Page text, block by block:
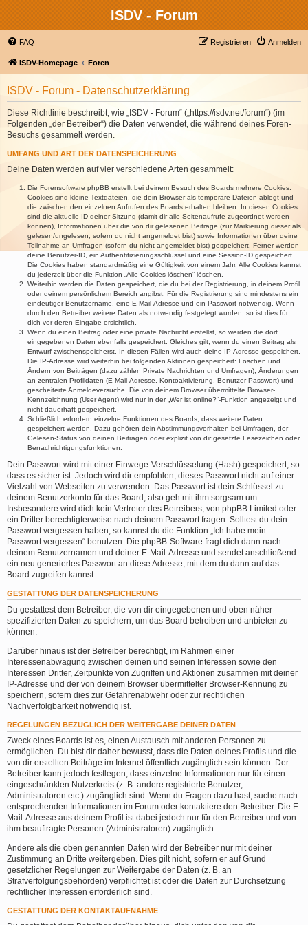
ISDV - Forum
FAQ Anmelden
Registrieren
ISDV-Homepage Foren
ISDV - Forum - Datenschutzerklärung
Diese Richtlinie beschreibt, wie „ISDV - Forum“ („https://isdv.net/forum“) (im
Folgenden „der Betreiber“) die Daten verwendet, die während deines Foren-
Besuchs gesammelt werden.
UMFANG UND ART DER DATENSPEICHERUNG
Deine Daten werden auf vier verschiedene Arten gesammelt:
Die Forensoftware phpBB erstellt bei deinem Besuch des Boards mehrere Cookies.
Cookies sind kleine Textdateien, die dein Browser als temporäre Dateien ablegt und
die zwischen den einzelnen Aufrufen des Boards erhalten bleiben. In diesen Cookies
sind die aktuelle ID deiner Sitzung (damit dir alle Seitenaufrufe zugeordnet werden
können), Informationen über die von dir gelesenen Beiträge (zur Markierung dieser als
gelesen/ungelesen; sofern du nicht angemeldet bist) sowie Informationen über deine
Teilnahme an Umfragen (sofern du nicht angemeldet bist) gespeichert. Ferner werden
deine Benutzer-ID, ein Authentifizierungsschlüssel und eine Session-ID gespeichert.
Die Cookies haben standardmäßig eine Gültigkeit von einem Jahr. Alle Cookies kannst
du jederzeit über die Funktion „Alle Cookies löschen“ löschen.
Weiterhin werden die Daten gespeichert, die du bei der Registrierung, in deinem Profil
oder deinem persönlichem Bereich angibst. Für die Registrierung sind mindestens ein
eindeutiger Benutzername, eine E-Mail-Adresse und ein Passwort notwendig. Wenn
durch den Betreiber weitere Daten als notwendig festgelegt wurden, so ist dies für
dich vor deren Eingabe ersichtlich.
Wenn du einen Beitrag oder eine private Nachricht erstellst, so werden die dort
eingegebenen Daten ebenfalls gespeichert. Gleiches gilt, wenn du einen Beitrag als
Entwurf zwischenspeicherst. In diesen Fällen wird auch deine IP-Adresse gespeichert.
Die IP-Adresse wird weiterhin bei folgenden Aktionen gespeichert: Löschen und
Ändern von Beiträgen (dazu zählen Private Nachrichten und Umfragen), Änderungen
an zentralen Profildaten (E-Mail-Adresse, Kontoaktivierung, Benutzer-Passwort) und
gescheiterte Anmeldeversuche. Die von deinem Browser übermittelte Browser-
Kennzeichnung (User Agent) wird nur in der „Wer ist online?“-Funktion angezeigt und
nicht dauerhaft gespeichert.
Schließlich erfordern einzelne Funktionen des Boards, dass weitere Daten
gespeichert werden. Dazu gehören dein Abstimmungsverhalten bei Umfragen, der
Gelesen-Status von deinen Beiträgen oder explizit von dir gesetzte Lesezeichen oder
Benachrichtigungsfunktionen.
Dein Passwort wird mit einer Einwege-Verschlüsselung (Hash) gespeichert, so
dass es sicher ist. Jedoch wird dir empfohlen, dieses Passwort nicht auf einer
Vielzahl von Webseiten zu verwenden. Das Passwort ist dein Schlüssel zu
deinem Benutzerkonto für das Board, also geh mit ihm sorgsam um.
Insbesondere wird dich kein Vertreter des Betreibers, von phpBB Limited oder
ein Dritter berechtigterweise nach deinem Passwort fragen. Solltest du dein
Passwort vergessen haben, so kannst du die Funktion „Ich habe mein
Passwort vergessen“ benutzen. Die phpBB-Software fragt dich dann nach
deinem Benutzernamen und deiner E-Mail-Adresse und sendet anschließend
ein neu generiertes Passwort an diese Adresse, mit dem du dann auf das
Board zugreifen kannst.
GESTATTUNG DER DATENSPEICHERUNG
Du gestattest dem Betreiber, die von dir eingegebenen und oben näher
spezifizierten Daten zu speichern, um das Board betreiben und anbieten zu
können.
Darüber hinaus ist der Betreiber berechtigt, im Rahmen einer
Interessenabwägung zwischen deinen und seinen Interessen sowie den
Interessen Dritter, Zeitpunkte von Zugriffen und Aktionen zusammen mit deiner
IP-Adresse und der von deinem Browser übermittelter Browser-Kennung zu
speichern, sofern dies zur Gefahrenabwehr oder zur rechtlichen
Nachverfolgbarkeit notwendig ist.
REGELUNGEN BEZÜGLICH DER WEITERGABE DEINER DATEN
Zweck eines Boards ist es, einen Austausch mit anderen Personen zu
ermöglichen. Du bist dir daher bewusst, dass die Daten deines Profils und die
von dir erstellten Beiträge im Internet öffentlich zugänglich sein können. Der
Betreiber kann jedoch festlegen, dass einzelne Informationen nur für einen
eingeschränkten Nutzerkreis (z. B. andere registrierte Benutzer,
Administratoren etc.) zugänglich sind. Wenn du Fragen dazu hast, suche nach
entsprechenden Informationen im Forum oder kontaktiere den Betreiber. Die E-
Mail-Adresse aus deinem Profil ist dabei jedoch nur für den Betreiber und von
ihm beauftragte Personen (Administratoren) zugänglich.
Andere als die oben genannten Daten wird der Betreiber nur mit deiner
Zustimmung an Dritte weitergeben. Dies gilt nicht, sofern er auf Grund
gesetzlicher Regelungen zur Weitergabe der Daten (z. B. an
Strafverfolgungsbehörden) verpflichtet ist oder die Daten zur Durchsetzung
rechtlicher Interessen erforderlich sind.
GESTATTUNG DER KONTAKTAUFNAHME